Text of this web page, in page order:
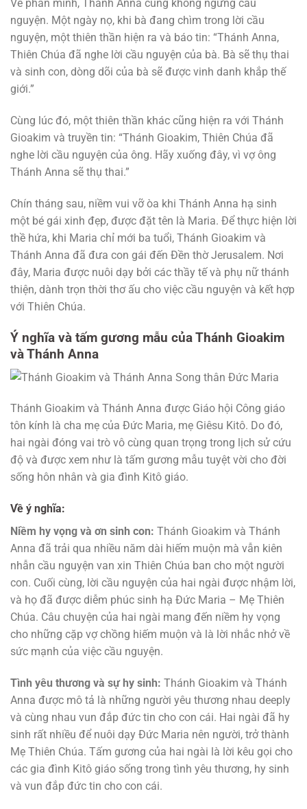
Về phần mình, Thánh Anna cũng không ngừng cầu
nguyện. Một ngày nọ, khi bà đang chìm trong lời cầu
nguyện, một thiên thần hiện ra và báo tin: “Thánh Anna,
Thiên Chúa đã nghe lời cầu nguyện của bà. Bà sẽ thụ thai
và sinh con, dòng dõi của bà sẽ được vinh danh khắp thế
giới.”
Cùng lúc đó, một thiên thần khác cũng hiện ra với Thánh
Gioakim và truyền tin: “Thánh Gioakim, Thiên Chúa đã
nghe lời cầu nguyện của ông. Hãy xuống đây, vì vợ ông
Thánh Anna sẽ thụ thai.”
Chín tháng sau, niềm vui vỡ òa khi Thánh Anna hạ sinh
một bé gái xinh đẹp, được đặt tên là Maria. Để thực hiện lời
thề hứa, khi Maria chỉ mới ba tuổi, Thánh Gioakim và
Thánh Anna đã đưa con gái đến Đền thờ Jerusalem. Nơi
đây, Maria được nuôi dạy bởi các thầy tế và phụ nữ thánh
thiện, dành trọn thời thơ ấu cho việc cầu nguyện và kết hợp
với Thiên Chúa.
Ý nghĩa và tấm gương mẫu của Thánh Gioakim
và Thánh Anna
Thánh Gioakim và Thánh Anna được Giáo hội Công giáo
tôn kính là cha mẹ của Đức Maria, mẹ Giêsu Kitô. Do đó,
hai ngài đóng vai trò vô cùng quan trọng trong lịch sử cứu
độ và được xem như là tấm gương mẫu tuyệt vời cho đời
sống hôn nhân và gia đình Kitô giáo.
Về ý nghĩa:
Niềm hy vọng và ơn sinh con: Thánh Gioakim và Thánh
Anna đã trải qua nhiều năm dài hiếm muộn mà vẫn kiên
nhẫn cầu nguyện van xin Thiên Chúa ban cho một người
con. Cuối cùng, lời cầu nguyện của hai ngài được nhậm lời,
và họ đã được diễm phúc sinh hạ Đức Maria – Mẹ Thiên
Chúa. Câu chuyện của hai ngài mang đến niềm hy vọng
cho những cặp vợ chồng hiếm muộn và là lời nhắc nhở về
sức mạnh của việc cầu nguyện.
Tình yêu thương và sự hy sinh: Thánh Gioakim và Thánh
Anna được mô tả là những người yêu thương nhau deeply
và cùng nhau vun đắp đức tin cho con cái. Hai ngài đã hy
sinh rất nhiều để nuôi dạy Đức Maria nên người, trở thành
Mẹ Thiên Chúa. Tấm gương của hai ngài là lời kêu gọi cho
các gia đình Kitô giáo sống trong tình yêu thương, hy sinh
và vun đắp đức tin cho con cái.